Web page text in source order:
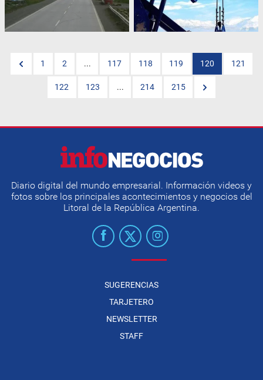
1 2 ... 117 118 119 120 121
122 123 ... 214 215
Diario digital del mundo empresarial. Información videos y
fotos sobre los principales acontecimientos y negocios del
Litoral de la República Argentina.
SUGERENCIAS
TARJETERO
NEWSLETTER
STAFF